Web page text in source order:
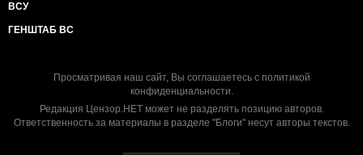
ВСУ
ГЕНШТАБ ВС
Просматривая наш сайт, Вы соглашаетесь с политикой
конфиденциальности.
Редакция Цензор.НЕТ может не разделять позицию авторов.
Ответственность за материалы в разделе "Блоги" несут авторы текстов.